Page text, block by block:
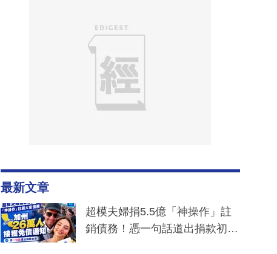
最新文章
超模夫婦捐5.5億「神操作」註
銷債務！憑一句話道出捐款初